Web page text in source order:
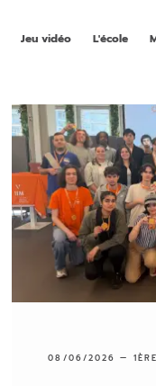
Jeu vidéo L'école
08/06/2026 —